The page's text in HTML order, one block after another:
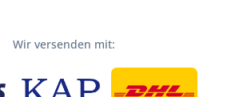
Wir versenden mit: